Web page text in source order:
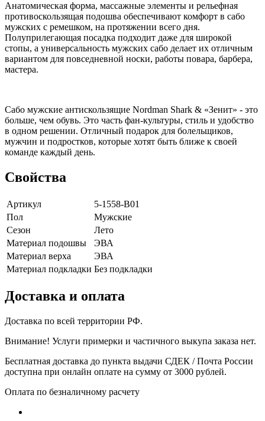
Анатомическая форма, массажные элементы и рельефная
противоскользящая подошва обеспечивают комфорт в сабо
мужских с ремешком, на протяжении всего дня.
Полуприлегающая посадка подходит даже для широкой
стопы, а универсальность мужских сабо делает их отличным
вариантом для повседневной носки, работы повара, барбера,
мастера.
Сабо мужские антискользящие Nordman Shark & «Зенит» - это
больше, чем обувь. Это часть фан-культуры, стиль и удобство
в одном решении. Отличный подарок для болельщиков,
мужчин и подростков, которые хотят быть ближе к своей
команде каждый день.
Свойства
Артикул
5-1558-B01
Пол
Мужские
Сезон
Лето
Материал подошвы
ЭВА
Материал верха
ЭВА
Материал подкладки Без подкладки
Доставка и оплата
Доставка по всей территории РФ.
Внимание! Услуги примерки и частичного выкупа заказа нет.
Бесплатная доставка до пункта выдачи СДЕК / Почта России
доступна при онлайн оплате на сумму от 3000 рублей.
Оплата по безналичному расчету